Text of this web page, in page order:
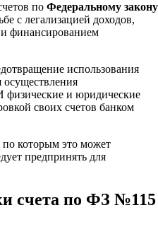
по Федеральному закону
с легализацией доходов,
финансированием
использования
физические и юридические
своих счетов банком
которым это может
предпринять для
счета по ФЗ №115